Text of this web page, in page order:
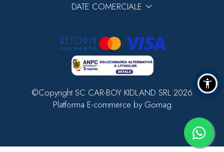
DATE COMERCIALE
©Copyright SC CAR-BOY KIDLAND SRL 2026
Platforma E-commerce by Gomag